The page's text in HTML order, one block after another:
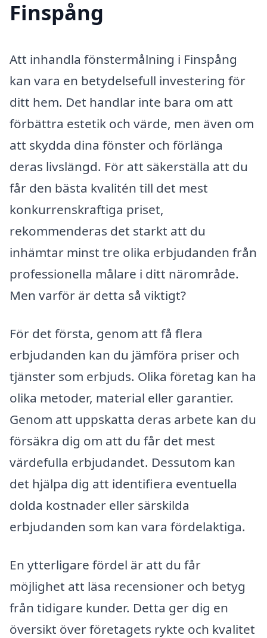
Finspång
Att inhandla fönstermålning i Finspång
kan vara en betydelsefull investering för
ditt hem. Det handlar inte bara om att
förbättra estetik och värde, men även om
att skydda dina fönster och förlänga
deras livslängd. För att säkerställa att du
får den bästa kvalitén till det mest
konkurrenskraftiga priset,
rekommenderas det starkt att du
inhämtar minst tre olika erbjudanden från
professionella målare i ditt närområde.
Men varför är detta så viktigt?
För det första, genom att få flera
erbjudanden kan du jämföra priser och
tjänster som erbjuds. Olika företag kan ha
olika metoder, material eller garantier.
Genom att uppskatta deras arbete kan du
försäkra dig om att du får det mest
värdefulla erbjudandet. Dessutom kan
det hjälpa dig att identifiera eventuella
dolda kostnader eller särskilda
erbjudanden som kan vara fördelaktiga.
En ytterligare fördel är att du får
möjlighet att läsa recensioner och betyg
från tidigare kunder. Detta ger dig en
översikt över företagets rykte och kvalitet